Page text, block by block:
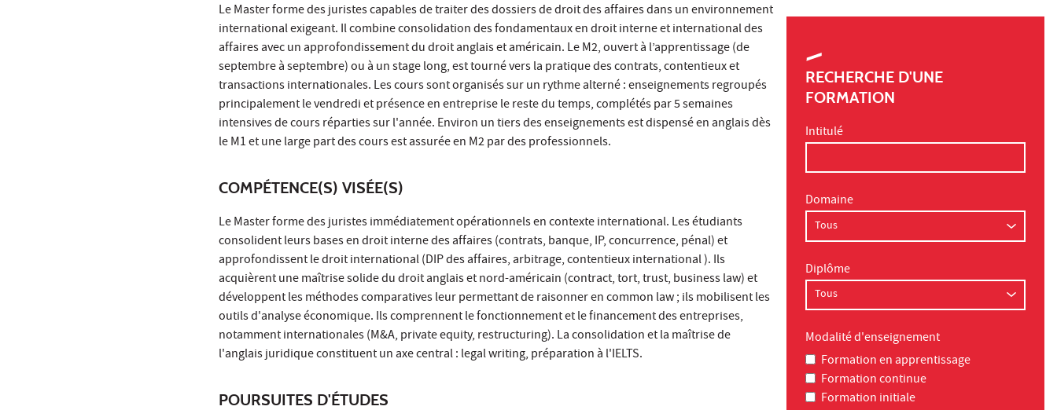
Le Master forme des juristes capables de traiter des dossiers de droit des affaires dans un environnement
international exigeant. Il combine consolidation des fondamentaux en droit interne et international des
affaires avec un approfondissement du droit anglais et américain. Le M2, ouvert à l’apprentissage (de
septembre à septembre) ou à un stage long, est tourné vers la pratique des contrats, contentieux et
transactions internationales. Les cours sont organisés sur un rythme alterné : enseignements regroupés
principalement le vendredi et présence en entreprise le reste du temps, complétés par 5 semaines
intensives de cours réparties sur l'année. Environ un tiers des enseignements est dispensé en anglais dès
le M1 et une large part des cours est assurée en M2 par des professionnels.
COMPÉTENCE(S) VISÉE(S)
Le Master forme des juristes immédiatement opérationnels en contexte international. Les étudiants
consolident leurs bases en droit interne des affaires (contrats, banque, IP, concurrence, pénal) et
approfondissent le droit international (DIP des affaires, arbitrage, contentieux international ). Ils
acquièrent une maîtrise solide du droit anglais et nord-américain (contract, tort, trust, business law) et
développent les méthodes comparatives leur permettant de raisonner en common law ; ils mobilisent les
outils d'analyse économique. Ils comprennent le fonctionnement et le financement des entreprises,
notamment internationales (M&A, private equity, restructuring). La consolidation et la maîtrise de
l'anglais juridique constituent un axe central : legal writing, préparation à l'IELTS.
POURSUITES D'ÉTUDES
RECHERCHE D'UNE
FORMATION
Intitulé
Domaine
Diplôme
Modalité d'enseignement
Formation en apprentissage
Formation continue
Formation initiale